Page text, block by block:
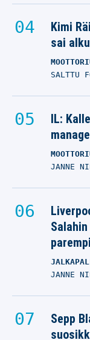
Kimi
sai
SALTTU
IL:
JANNE
JANNE
Sepp